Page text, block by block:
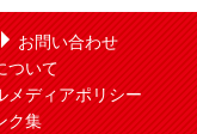
お問い合わせ
ついて
メディアポリシー
ク集